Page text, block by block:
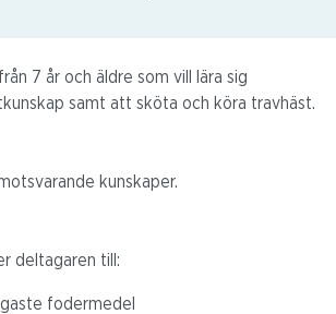
7 år och äldre som vill lära sig
samt att sköta och köra travhäst.
kunskaper.
deltagaren till:
fodermedel